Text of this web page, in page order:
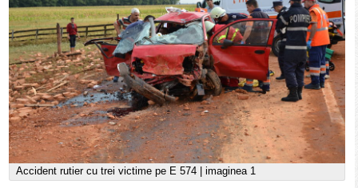
Accident rutier cu trei victime pe E 574 | imaginea 1